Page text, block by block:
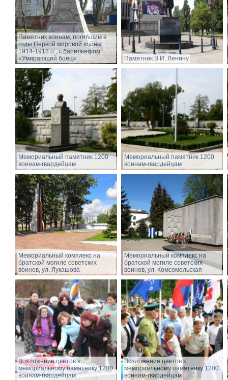
Памятник воинам, погибшим в
годы Первой мировой войны
1914-1918 гг., с барельефом
«Умирающий боец»
Памятник В.И. Ленину
Мемориальный памятник 1200
воинам-гвардейцам
Мемориальный памятник 1200
воинам-гвардейцам
Мемориальный комплекс на
братской могиле советских
воинов, ул. Лукашова
Мемориальный комплекс на
братской могиле советских
воинов, ул. Комсомольская
Возложение цветов к
мемориальному памятнику 1200
воинам-гвардейцам
Возложение цветов к
мемориальному памятнику 1200
воинам-гвардейцам